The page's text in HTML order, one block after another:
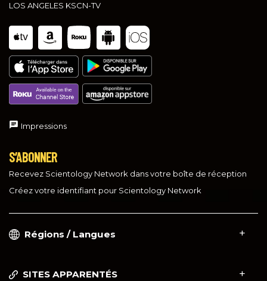
LOS ANGELES KSCN-TV
Impressions
S’ABONNER
Recevez Scientology Network dans votre boîte de réception
Créez votre identifiant pour Scientology Network
Régions / Langues
SITES APPARENTÉS